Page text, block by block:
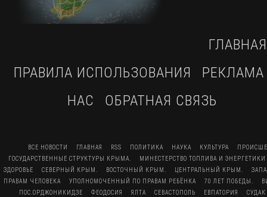
ГЛАВНАЯ
ПРАВИЛА ИСПОЛЬЗОВАНИЯ
РЕКЛАМА
НАС
ОБРАТНАЯ СВЯЗЬ
ВСЕ НОВОСТИ ГЛАВНАЯ RSS ПОЛИТИКА НАУКА КУЛЬТУРА
ГОСУДАРСТВЕННЫЕ СТРУКТУРЫ КРЫМА.
МИНЕСТЕРСТВО ТОПЛИВА И
ЗДОРОВЬЕ
СЕВЕРНЫЙ КРЫМ. ВОСТОЧНЫЙ КРЫМ. ЦЕНТРАЛЬНЫЙ КРЫМ.
ПРАВАМ ЧЕЛОВЕКА
УПОЛНОМОЧЕННЫЙ ПО ПРАВАМ РЕБЁНКА 70 ЛЕТ ПОБЕДЫ.
ПОС.ОРДЖОНИКИДЗЕ
ФЕОДОСИЯ ЯЛТА СЕВАСТОПОЛЬ ЕВПАТОРИЯ
СУДАК